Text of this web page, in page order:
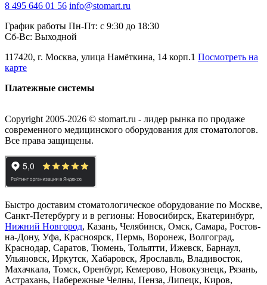
8 495 646 01 56 info@stomart.ru
График работы Пн-Пт: с 9:30 до 18:30
Сб-Вс: Выходной
117420, г. Москва, улица Намёткина, 14 корп.1 Посмотреть на
карте
Платежные системы
Copyright 2005-2026 © stomart.ru - лидер рынка по продаже
современного медицинского оборудования для стоматологов.
Все права защищены.
Быстро доставим стоматологическое оборудование по Москве,
Санкт-Петербургу и в регионы: Новосибирск, Екатеринбург,
Нижний Новгород, Казань, Челябинск, Омск, Самара, Ростов-
на-Дону, Уфа, Красноярск, Пермь, Воронеж, Волгоград,
Краснодар, Саратов, Тюмень, Тольятти, Ижевск, Барнаул,
Ульяновск, Иркутск, Хабаровск, Ярославль, Владивосток,
Махачкала, Томск, Оренбург, Кемерово, Новокузнецк, Рязань,
Астрахань, Набережные Челны, Пенза, Липецк, Киров,